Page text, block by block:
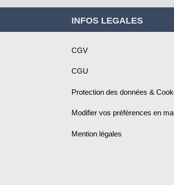
newsletter
INFOS LEGALES
CGV
CGU
Protection des données &
Modifier vos préférences en
Mention légales